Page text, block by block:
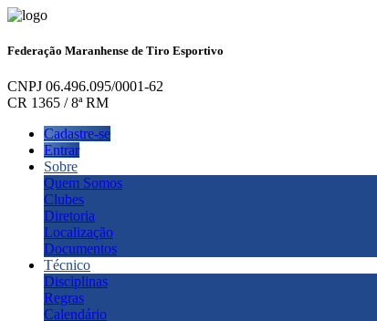
Federação Maranhense de Tiro Esportivo
CNPJ 06.496.095/0001-62
CR 1365 / 8ª RM
Cadastre-se
Entrar
Sobre
Quem Somos
Clubes
Diretoria
Localização
Documentos
Técnico
Disciplinas
Regras
Calendário